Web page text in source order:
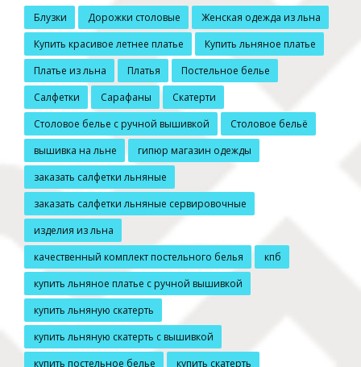
Блузки Дорожки столовые
Женская одежда из льна
Купить красивое летнее платье
Купить льняное платье
Платье из льна
Платья
Постельное белье
Салфетки
Сарафаны
Скатерти
Столовое белье с ручной вышивкой
Столовое бельё
вышивка на льне
гипюр магазин одежды
заказать салфетки льняные
заказать салфетки льняные сервировочные
изделия из льна
качественный комплект постельного белья
кпб
купить льняное платье с ручной вышивкой
купить льняную скатерть
купить льняную скатерть с вышивкой
купить постельное белье
купить скатерть